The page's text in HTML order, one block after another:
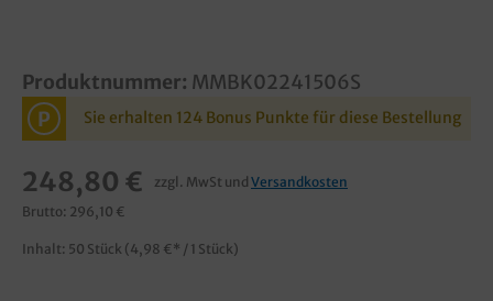
Produktnummer: MMBK02241506S
P Sie erhalten 124 Bonus Punkte für diese Bestellung
248,80 € zzgl. MwSt und Versandkosten
Brutto: 296,10 €
Inhalt: 50 Stück (4,98 €* / 1 Stück)